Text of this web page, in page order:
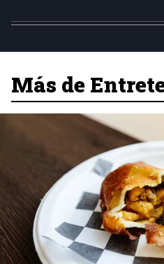
Más de